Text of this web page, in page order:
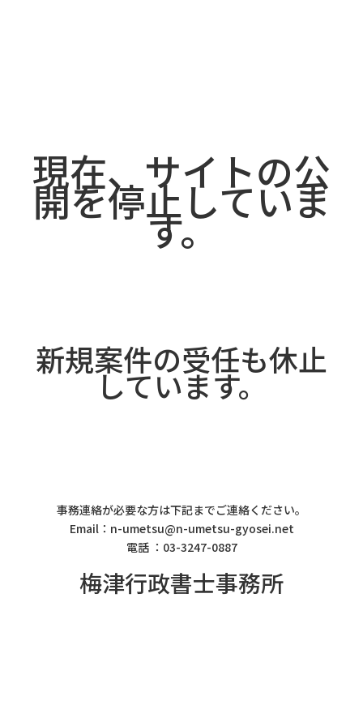
現在、サイトの公
開を停止していま
す。
新規案件の受任も休止
しています。
事務連絡が必要な方は下記までご連絡ください。
Email：n-umetsu@n-umetsu-gyosei.net
電話 ：03-3247-0887
梅津行政書士事務所